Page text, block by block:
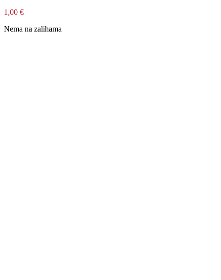
1,00 €
Nema na zalihama